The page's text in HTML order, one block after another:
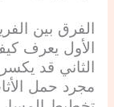
الفرق بين
الأول يعرف
الثاني قد
مجرد حمل